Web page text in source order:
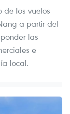
de los vuelos
a partir del
las
e
local.